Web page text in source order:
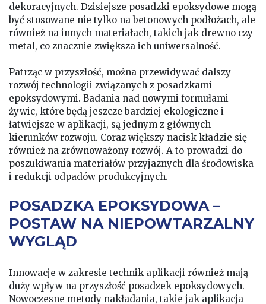
dekoracyjnych. Dzisiejsze posadzki epoksydowe mogą
być stosowane nie tylko na betonowych podłożach, ale
również na innych materiałach, takich jak drewno czy
metal, co znacznie zwiększa ich uniwersalność.
Patrząc w przyszłość, można przewidywać dalszy
rozwój technologii związanych z posadzkami
epoksydowymi. Badania nad nowymi formułami
żywic, które będą jeszcze bardziej ekologiczne i
łatwiejsze w aplikacji, są jednym z głównych
kierunków rozwoju. Coraz większy nacisk kładzie się
również na zrównoważony rozwój. A to prowadzi do
poszukiwania materiałów przyjaznych dla środowiska
i redukcji odpadów produkcyjnych.
POSADZKA EPOKSYDOWA –
POSTAW NA NIEPOWTARZALNY
WYGLĄD
Innowacje w zakresie technik aplikacji również mają
duży wpływ na przyszłość posadzek epoksydowych.
Nowoczesne metody nakładania, takie jak aplikacja